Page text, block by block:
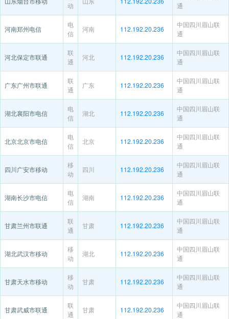
动
通
河南郑州电信
电
信
河南 112.192.20.236
中国四川眉山联
通
河北保定市联通
联
通
河北 112.192.20.236
中国四川眉山联
通
广东广州市联通
联
通
广东 112.192.20.236
中国四川眉山联
通
湖北襄阳市电信
电
信
湖北 112.192.20.236
中国四川眉山联
通
北京北京市电信
电
信
北京 112.192.20.236
中国四川眉山联
通
四川广安市移动
移
动
四川 112.192.20.236
中国四川眉山联
通
湖南长沙市电信
电
信
湖南 112.192.20.236
中国四川眉山联
通
甘肃兰州市联通
联
通
甘肃 112.192.20.236
中国四川眉山联
通
湖北武汉市移动
移
动
湖北 112.192.20.236
中国四川眉山联
通
甘肃天水市移动
移
动
甘肃 112.192.20.236
中国四川眉山联
通
甘肃武威市联通
联
通
甘肃 112.192.20.236
中国四川眉山联
通